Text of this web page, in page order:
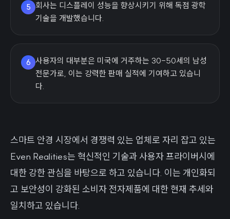
5
회사는 디스플레이 성능을 향상시키기 위해 독점 광학
기술을 개발했습니다.
6 사용자의 대부분은 미국에 거주하는 30-50세의 남성
전문가로, 이는 강력한 판매 실적에 기여하고 있습니
다.
스마트 안경 시장에서 경쟁력 있는 업체로 자리 잡고 있는
Even Realities는 혁신적인 기술과 사용자 프라이버시에
대한 강한 관심을 바탕으로 하고 있습니다. 이는 개인화되
고 보안성이 강화된 소비자 전자제품에 대한 현재 추세와
일치하고 있습니다.